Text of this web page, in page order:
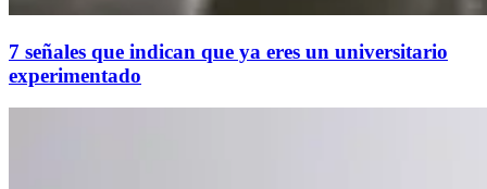
7 señales que indican que ya eres un universitario
experimentado